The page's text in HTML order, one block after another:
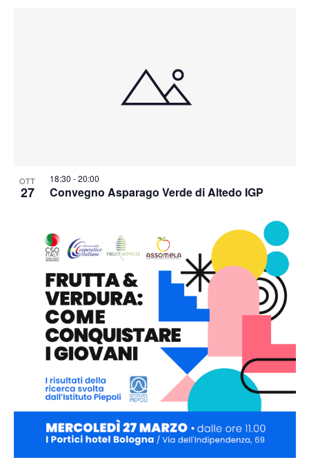
OTT
27
18:30 -20:00
Convegno Asparago Verde di Altedo IGP